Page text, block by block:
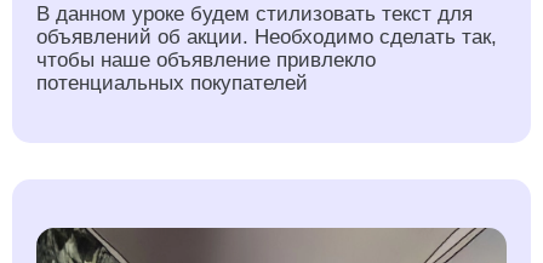
В данном уроке будем стилизовать текст для
объявлений об акции. Необходимо сделать так,
чтобы наше объявление привлекло
потенциальных покупателей